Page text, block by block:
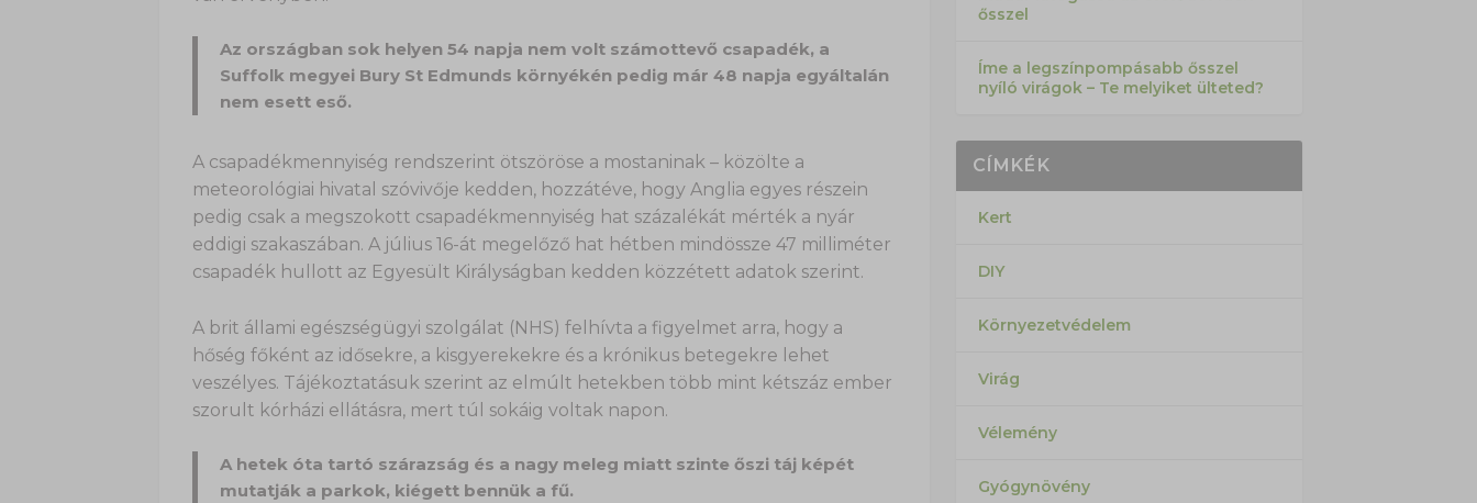
Az országban sok helyen 54 napja nem volt számottevő csapadék, a
Suffolk megyei Bury St Edmunds környékén pedig már 48 napja egyáltalán
nem esett eső.
A csapadékmennyiség rendszerint ötszöröse a mostaninak – közölte a
meteorológiai hivatal szóvivője kedden, hozzátéve, hogy Anglia egyes részein
pedig csak a megszokott csapadékmennyiség hat százalékát mérték a nyár
eddigi szakaszában. A július 16-át megelőző hat hétben mindössze 47 milliméter
csapadék hullott az Egyesült Királyságban kedden közzétett adatok szerint.
A brit állami egészségügyi szolgálat (NHS) felhívta a figyelmet arra, hogy a
hőség főként az idősekre, a kisgyerekekre és a krónikus betegekre lehet
veszélyes. Tájékoztatásuk szerint az elmúlt hetekben több mint kétszáz ember
szorult kórházi ellátásra, mert túl sokáig voltak napon.
A hetek óta tartó szárazság és a nagy meleg miatt szinte őszi táj képét
mutatják a parkok, kiégett bennük a fű.
ősszel
Íme a legszínpompásabb ősszel
nyíló virágok – Te melyiket ülteted?
CÍMKÉK
Kert
DIY
Környezetvédelem
Virág
Vélemény
Gyógynövény